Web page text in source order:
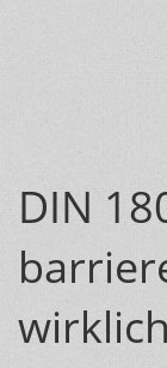
DIN